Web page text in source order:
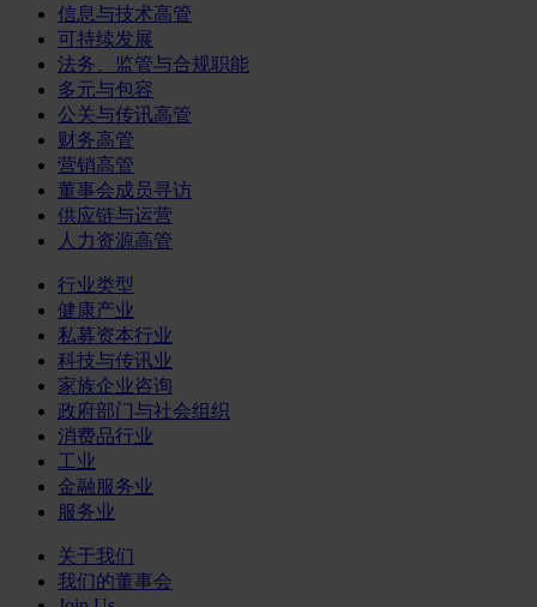
信息与技术高管
可持续发展
法务、监管与合规职能
多元与包容
公关与传讯高管
财务高管
营销高管
董事会成员寻访
供应链与运营
人力资源高管
行业类型
健康产业
私募资本行业
科技与传讯业
家族企业咨询
政府部门与社会组织
消费品行业
工业
金融服务业
服务业
关于我们
我们的董事会